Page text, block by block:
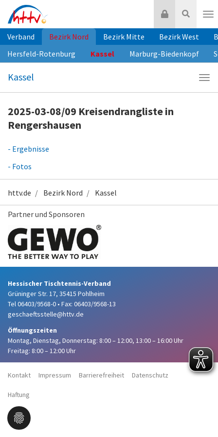
Inhalt
springen
Suche
Login
Verband Bezirk Nord Bezirk Mitte Bezirk West
Hersfeld-Rotenburg
Kassel Marburg-Biedenkopf
Kassel
2025-03-08/09 Kreisendrangliste in
Rengershausen
- Ergebnisse
- Fotos
httv.de Bezirk Nord Kassel
Partner und Sponsoren
Hessischer Tischtennis-Verband
Grüninger Str. 17, 35415 Pohlheim
Tel 06403/9568-0 • Fax: 06403/9568-13
geschaeftsstelle@httv.de
Öffnungszeiten
Montag, Dienstag, Donnerstag: 8:00 – 12:00, 13:00 – 16:00 Uhr
Freitag: 8:00 – 12:00 Uhr
Kontakt Impressum Barrierefreiheit Datenschutz
Haftung